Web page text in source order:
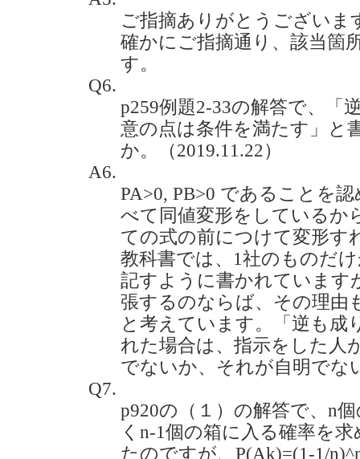
ご指摘ありがとうございま
確かにご指摘通り、該当
す。
Q6.
p259例題2-33の解答で、「
意の点は条件を満たす」と
か。（2019.11.22）
A6.
PA>0, PB>0 であることを
べて同値変形をしている
ての式の前につけて変形す
教科書では、1社のものだ
記すように書かれています
張するのならば、その理由
と考えています。「逆も成
れた場合は、指示をした人
でないか、それが自明でな
Q7.
p920の（１）の解答で、n
くn-1個の箱に入る確率を
たのですが、P(Ak)=(1-1/